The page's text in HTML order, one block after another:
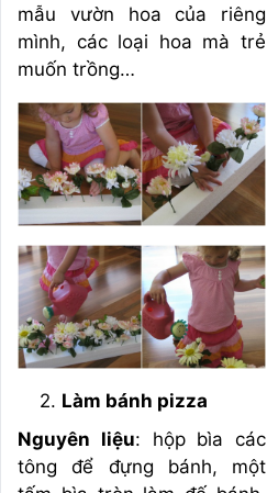
mẫu vườn hoa của riêng
mình, các loại hoa mà trẻ
muốn trồng…
Làm bánh pizza
Nguyên liệu: hộp bìa các
tông để đựng bánh, một